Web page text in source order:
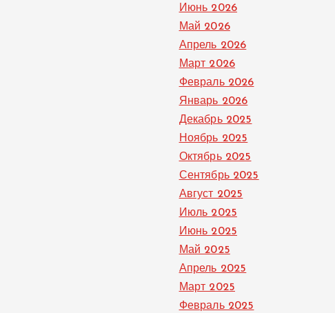
Июнь 2026
Май 2026
Апрель 2026
Март 2026
Февраль 2026
Январь 2026
Декабрь 2025
Ноябрь 2025
Октябрь 2025
Сентябрь 2025
Август 2025
Июль 2025
Июнь 2025
Май 2025
Апрель 2025
Март 2025
Февраль 2025